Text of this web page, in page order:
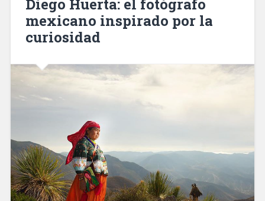
Diego Huerta: el fotógrafo
mexicano inspirado por la
curiosidad